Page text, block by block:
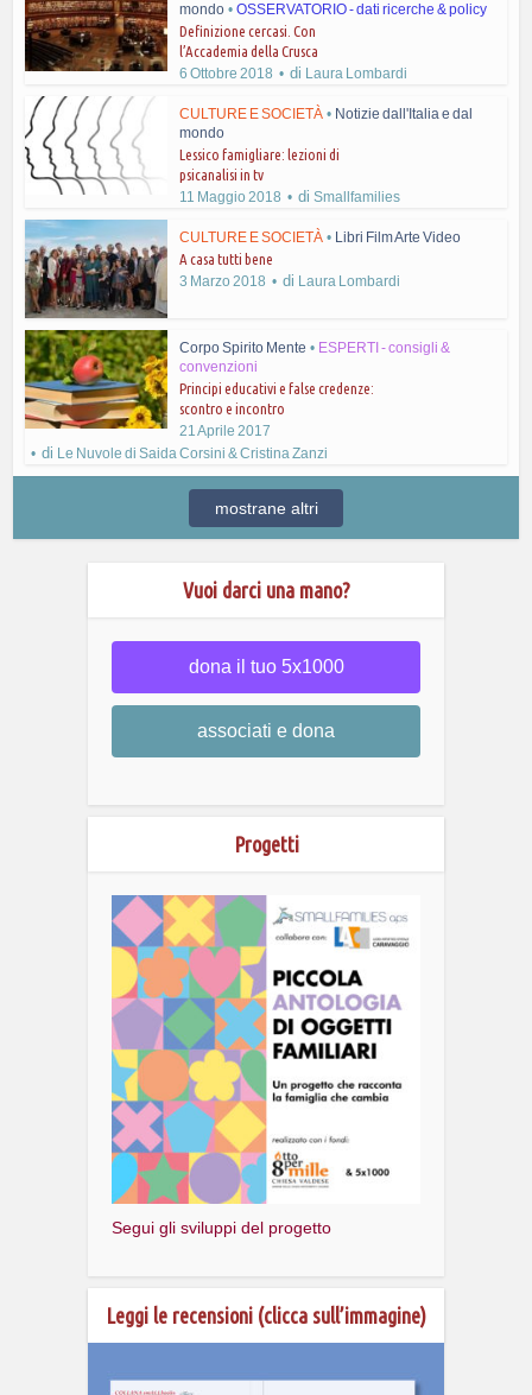
mondo • OSSERVATORIO - dati ricerche & policy
Definizione cercasi. Con
l’Accademia della Crusca
6 Ottobre 2018
di Laura Lombardi
CULTURE E SOCIETÀ • Notizie dall'Italia e dal
mondo
Lessico famigliare: lezioni di
psicanalisi in tv
11 Maggio 2018
diSmallfamilies
CULTURE E SOCIETÀ • Libri Film Arte Video
A casa tutti bene
3 Marzo 2018
di Laura Lombardi
Corpo Spirito Mente • ESPERTI - consigli &
convenzioni
Principi educativi e false credenze:
scontro e incontro
21 Aprile 2017
di Le Nuvole di Saida Corsini & Cristina Zanzi
mostrane altri
Vuoi darci una mano?
dona il tuo 5x1000
associati e dona
Progetti
Segui gli sviluppi del progetto
Leggi le recensioni (clicca sull’immagine)